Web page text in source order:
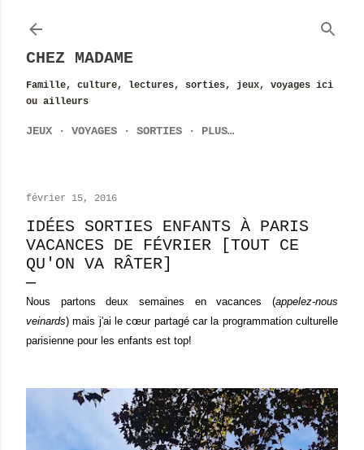
CHEZ MADAME
Famille, culture, lectures, sorties, jeux, voyages ici
ou ailleurs
JEUX VOYAGES SORTIES PLUS…
février 15, 2016
IDÉES SORTIES ENFANTS À PARIS
VACANCES DE FÉVRIER [TOUT CE
QU'ON VA RÂTER]
Nous partons deux semaines en vacances (appelez-nous
veinards) mais j'ai le cœur partagé car la programmation culturelle
parisienne pour les enfants est top!